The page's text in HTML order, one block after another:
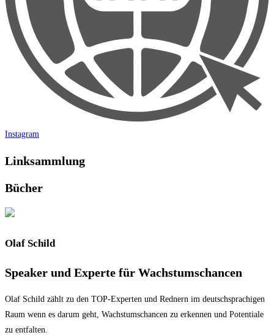
Instagram
Linksammlung
Bücher
Olaf Schild
Speaker und Experte für Wachstumschancen
Olaf Schild zählt zu den TOP-Experten und Rednern im deutschsprachigen
Raum wenn es darum geht, Wachstumschancen zu erkennen und Potentiale
zu entfalten.